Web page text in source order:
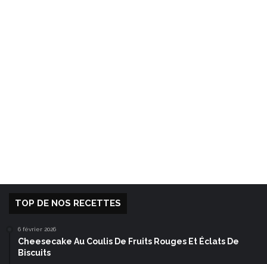
TOP DE NOS RECETTES
6 février 2026
Cheesecake Au Coulis De Fruits Rouges Et Éclats De
Biscuits